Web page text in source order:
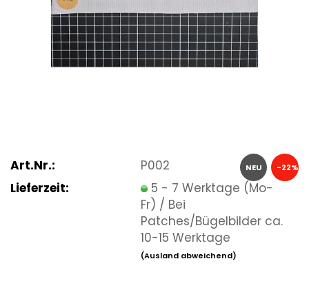
NEU -22%
Art.Nr.:
P002
Lieferzeit:
5 - 7 Werktage (Mo-
Fr) / Bei
Patches/Bügelbilder ca.
10-15 Werktage
(Ausland abweichend)